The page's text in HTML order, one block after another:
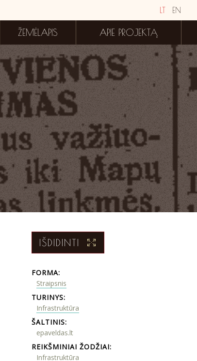
LT EN
ŽEMĖLAPIS APIE PROJEKTĄ
IŠDIDINTI
FORMA:
Straipsnis
TURINYS:
Infrastruktūra
ŠALTINIS:
epaveldas.lt
REIKŠMINIAI ŽODŽIAI:
Infrastruktūra